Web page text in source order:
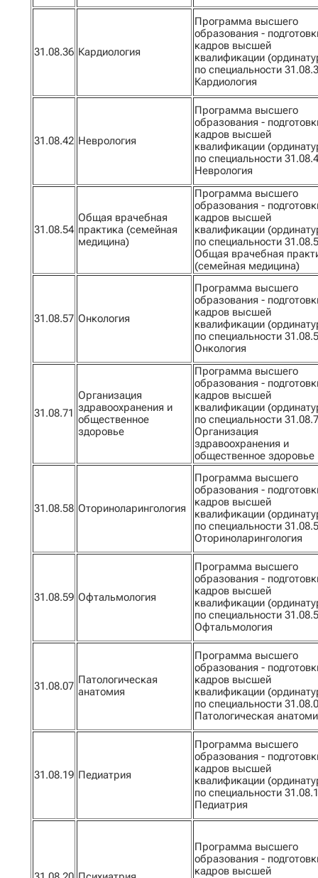
31.08.36 Кардиология
Программа высшего
образования -
кадров высшей
квалификации
по специальности
Кардиология
31.08.42 Неврология
Программа высшего
образования -
кадров высшей
квалификации
по специальности
Неврология
31.08.54
Общая врачебная
практика (семейная
медицина)
Программа высшего
образования -
кадров высшей
квалификации
по специальности
Общая врачебная
(семейная медицина)
31.08.57 Онкология
Программа высшего
образования -
кадров высшей
квалификации
по специальности
Онкология
31.08.71
Организация
здравоохранения и
общественное
здоровье
Программа высшего
образования -
кадров высшей
квалификации
по специальности
Организация
здравоохранения и
общественное здоровье
31.08.58 Оториноларингология
Программа высшего
образования -
кадров высшей
квалификации
по специальности
Оториноларингология
31.08.59 Офтальмология
Программа высшего
образования -
кадров высшей
квалификации
по специальности
Офтальмология
31.08.07 Патологическая
анатомия
Программа высшего
образования -
кадров высшей
квалификации
по специальности
Патологическая
31.08.19 Педиатрия
Программа высшего
образования -
кадров высшей
квалификации
по специальности
Педиатрия
Программа высшего
образования -
кадров высшей